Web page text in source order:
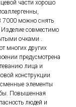
части хорошо
7000 можно снять
совместимо
очками .
многих других
предусмотрена
лица и
конструкции
элементы
Повышенная
людей и